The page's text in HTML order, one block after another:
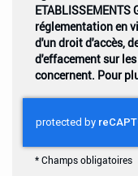
ETABLISSEMENTS
réglementation en
d'un droit d'accès,
d'effacement sur
concernent. Pour
*Champs obligatoires